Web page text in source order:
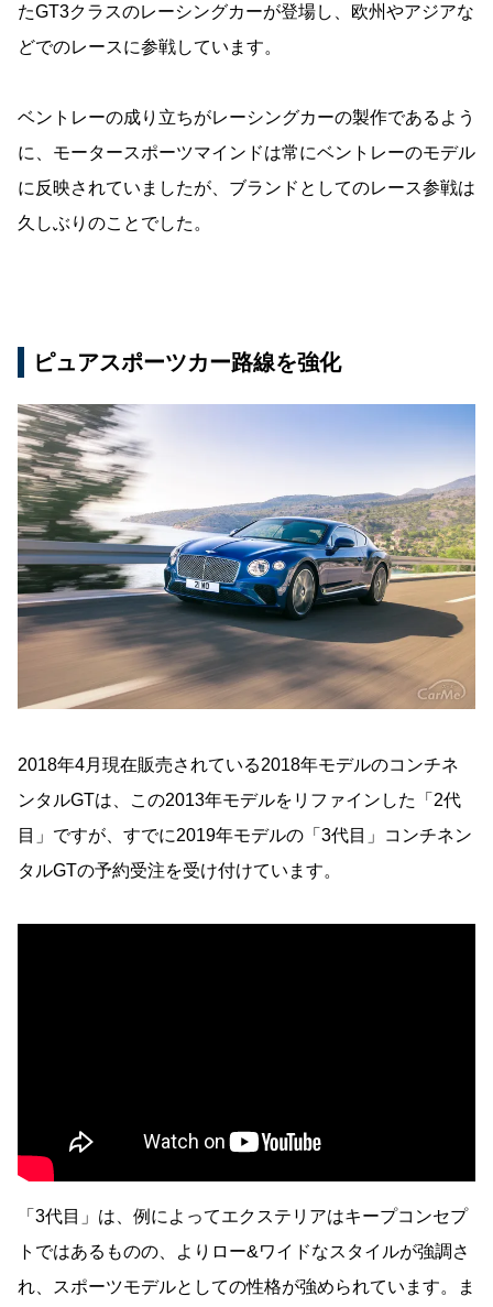
たGT3クラスのレーシングカーが登場し、欧州やアジアな
どでのレースに参戦しています。
ベントレーの成り立ちがレーシングカーの製作であるよう
に、モータースポーツマインドは常にベントレーのモデル
に反映されていましたが、ブランドとしてのレース参戦は
久しぶりのことでした。
ピュアスポーツカー路線を強化
2018年4月現在販売されている2018年モデルのコンチネ
ンタルGTは、この2013年モデルをリファインした「2代
目」ですが、すでに2019年モデルの「3代目」コンチネン
タルGTの予約受注を受け付けています。
「3代目」は、例によってエクステリアはキープコンセプ
トではあるものの、よりロー&ワイドなスタイルが強調さ
れ、スポーツモデルとしての性格が強められています。ま